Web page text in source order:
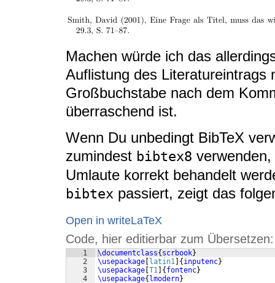
Machen würde ich das
Auflistung des Literatureintrags
Großbuchstabe nach dem
überraschend ist.
Wenn Du unbedingt BibTeX
zumindest bibtex8
Umlaute korrekt behandelt
bibtex passiert, zeigt das
Open in writeLaTeX
Code, hier editierbar zum Übersetzen:
1
2
3
4
\documentclass{ scrbook}
\usepackage
latin1 { inputenc}
\usepackage T1 { fontenc}
\usepackage{ lmodern}